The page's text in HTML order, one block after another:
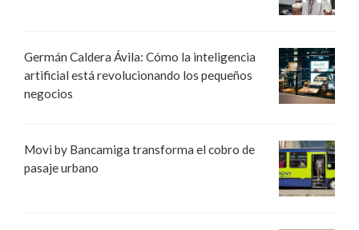
Germán Caldera Ávila: Cómo la inteligencia
artificial está revolucionando los pequeños
negocios
Movi by Bancamiga transforma el cobro de
pasaje urbano